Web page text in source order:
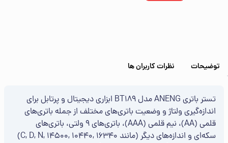
توضیحات نظرات کاربران ها
تستر باتری ANENG مدل BT189 ابزاری دیجیتال و پرتابل برای
اندازه‌گیری ولتاژ و وضعیت باتری‌های مختلف از جمله باتری‌های
قلمی (AA)، نیم قلمی (AAA)، باتری‌های 9 ولتی، باتری‌های
سکه‌ای و اندازه‌های دیگر (مانند C, D, N, 14500, 10440, 16340)